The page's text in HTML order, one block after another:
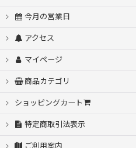
今月の営業日
アクセス
マイページ
商品カテゴリ
ショッピングカート
特定商取引法表示
ご利用案内